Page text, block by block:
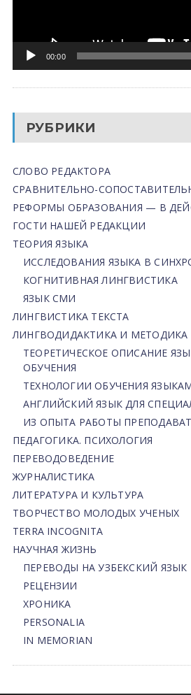
00:00
РУБРИКИ
СЛОВО РЕДАКТОРА
СРАВНИТЕЛЬНО-
РЕФОРМЫ ОБРАЗОВАНИЯ — В
ГОСТИ НАШЕЙ РЕДАКЦИИ
ТЕОРИЯ ЯЗЫКА
ИССЛЕДОВАНИЯ ЯЗЫКА В
КОГНИТИВНАЯ ЛИНГВИСТИКА
ЯЗЫК СМИ
ЛИНГВИСТИКА ТЕКСТА
ЛИНГВОДИДАКТИКА И МЕТОДИКА
ТЕОРЕТИЧЕСКОЕ ОПИСАНИЕ
ОБУЧЕНИЯ
ТЕХНОЛОГИИ ОБУЧЕНИЯ
АНГЛИЙСКИЙ ЯЗЫК ДЛЯ
ИЗ ОПЫТА РАБОТЫ
ПЕДАГОГИКА. ПСИХОЛОГИЯ
ПЕРЕВОДОВЕДЕНИЕ
ЖУРНАЛИСТИКА
ЛИТЕРАТУРА И КУЛЬТУРА
ТВОРЧЕСТВО МОЛОДЫХ УЧЕНЫХ
TERRA INCOGNITA
НАУЧНАЯ ЖИЗНЬ
ПЕРЕВОДЫ НА УЗБЕКСКИЙ ЯЗЫК
РЕЦЕНЗИИ
ХРОНИКА
PERSONALIA
IN MEMORIAN